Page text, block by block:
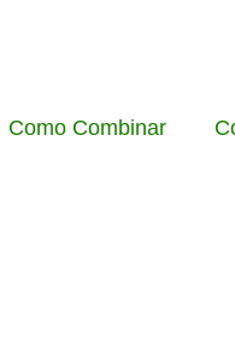
Como Combinar